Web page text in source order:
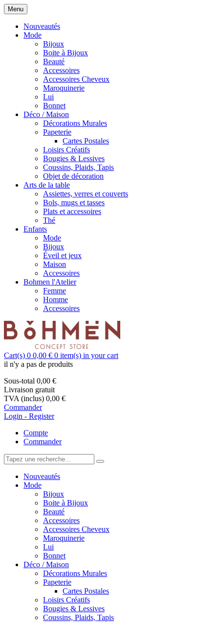
Menu
Nouveautés
Mode
Bijoux
Boite à Bijoux
Beauté
Accessoires
Accessoires Cheveux
Maroquinerie
Lui
Bonnet
Déco / Maison
Décorations Murales
Papeterie
Cartes Postales
Loisirs Créatifs
Bougies & Lessives
Coussins, Plaids, Tapis
Objet de décoration
Arts de la table
Assiettes, verres et couverts
Bols, mugs et tasses
Plats et accessoires
Thé
Enfants
Mode
Bijoux
Éveil et jeux
Maison
Accessoires
Bohmen l'Atelier
Femme
Homme
Accessoires
Cart(s) 0 0,00 € 0 item(s) in your cart
il n'y a pas de produits
Sous-total 0,00 €
Livraison gratuit
TVA (inclus) 0,00 €
Commander
Login - Register
Compte
Commander
Nouveautés
Mode
Bijoux
Boite à Bijoux
Beauté
Accessoires
Accessoires Cheveux
Maroquinerie
Lui
Bonnet
Déco / Maison
Décorations Murales
Papeterie
Cartes Postales
Loisirs Créatifs
Bougies & Lessives
Coussins, Plaids, Tapis